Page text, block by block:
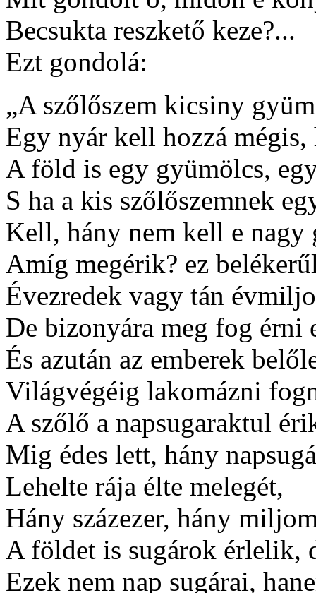
Becsukta reszkető keze?...
Ezt gondolá:
„A szőlőszem kicsiny
Egy nyár kell hozzá
A föld is egy gyümölcs,
S ha a kis szőlőszemnek
Kell, hány nem kell e nagy
Amíg megérik? ez
Évezredek vagy tán
De bizonyára meg fog érni
És azután az emberek
Világvégéig lakomázni
A szőlő a napsugaraktul
Mig édes lett, hány
Lehelte rája élte melegét,
Hány százezer, hány
A földet is sugárok érlelik,
Ezek nem nap sugárai,